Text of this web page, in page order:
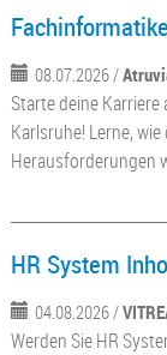
08.07.2026 /
Starte deine
Karlsruhe! Lerne,
Herausforderungen
HR System
04.08.2026 /
Werden Sie HR